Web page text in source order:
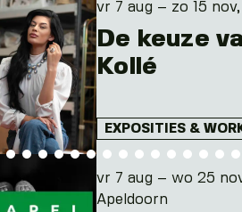
vr 7 aug – zo 15
De keuze
Kollé
EXPOSITIES &
vr 7 aug – wo 25
Apeldoorn